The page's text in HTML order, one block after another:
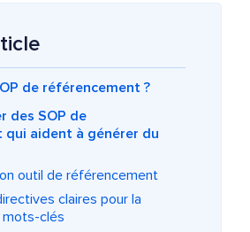
de référencement ?
des SOP de
qui aident à générer du
outil de référencement
claires pour la
mots-clés